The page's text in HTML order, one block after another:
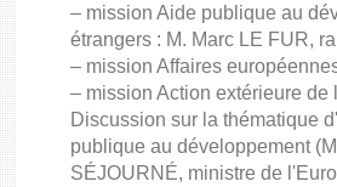
– mission Aide publique au
étrangers : M. Marc LE FUR,
– mission Affaires
– mission Action extérieure
Discussion sur la thématique
publique au développement
SÉJOURNÉ, ministre de